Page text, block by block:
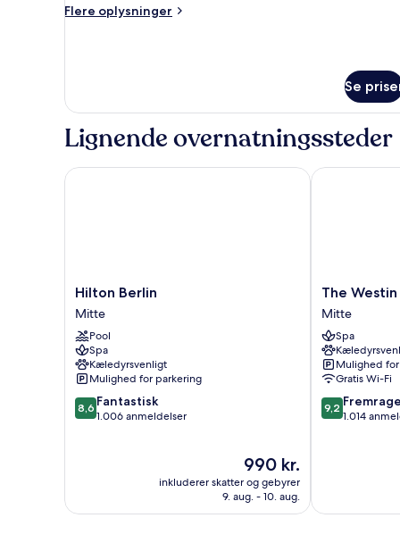
Flere oplysninger
Flere
Se
Lignende overnatningssteder
Hilton
Berlin
Mitte
Hilton Berlin
Mitte
Pool
Spa
Kæledyrsvenligt
Mulighed for parkering
8.6
ud
8,6 Fantastisk
1.006 anmeldelser
Prisen
er
990 kr.
990 kr.
inkluderer skatter og gebyrer
9. aug. - 10. aug.
Hilton Berlin
The
Westin
Grand
Berlin
Mitte
The
Mitte
Spa
Mulighed
Gratis Wi-Fi
9.2
ud
9,2
1.014
The Westin